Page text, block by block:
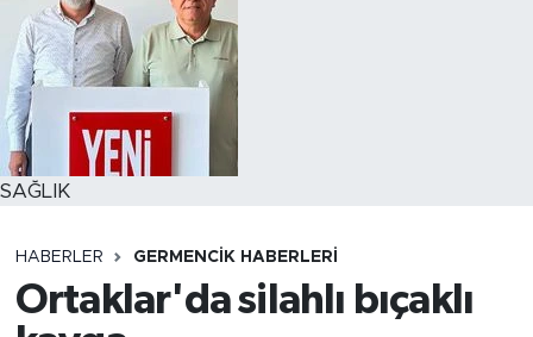
SAĞLIK
HABERLER GERMENCIK HABERLERI
Ortaklar'da silahlı bıçaklı